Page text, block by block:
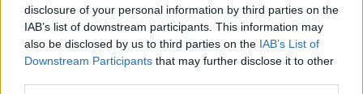
disclosure of your personal information by third parties on the
IAB’s list of downstream participants. This information may
also be disclosed by us to third parties on the IAB’s List of
Downstream Participants that may further disclose it to other
Nuo to momento „Žalgiris“ daugiau
nejuokavo ir atsakingai žaidė bei laimėjo
trečią pergalę iš tiek pat galimų.